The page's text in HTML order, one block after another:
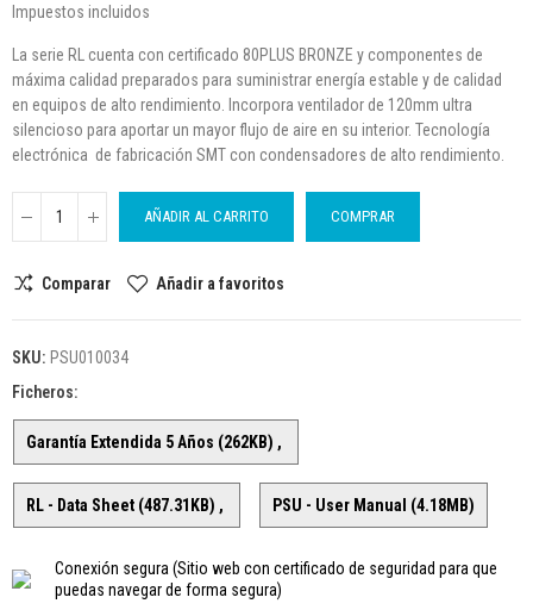
Impuestos incluidos
La serie RL cuenta con certificado 80PLUS BRONZE y componentes de
máxima calidad preparados para suministrar energía estable y de calidad
en equipos de alto rendimiento. Incorpora ventilador de 120mm ultra
silencioso para aportar un mayor flujo de aire en su interior. Tecnología
electrónica de fabricación SMT con condensadores de alto rendimiento.
AÑADIR AL CARRITO COMPRAR
Comparar Añadir a favoritos
SKU: PSU010034
Ficheros:
Garantía Extendida 5 Años (262KB)
RL - Data Sheet (487.31KB) PSU - User Manual (4.18MB)
Conexión segura (Sitio web con certificado de seguridad para que
puedas navegar de forma segura)